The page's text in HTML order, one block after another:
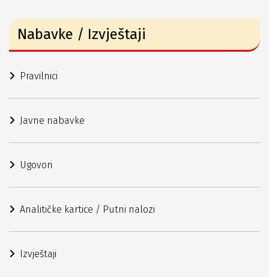
Nabavke / Izvještaji
Pravilnici
Javne nabavke
Ugovori
Analitičke kartice / Putni nalozi
Izvještaji